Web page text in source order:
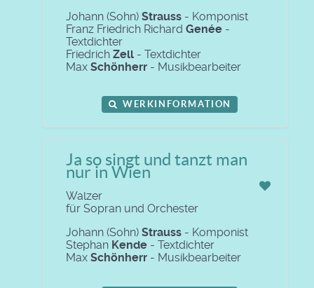
Johann (Sohn) Strauss - Komponist
Franz Friedrich Richard Genée -
Textdichter
Friedrich Zell - Textdichter
Max Schönherr - Musikbearbeiter
WERKINFORMATION
Ja so singt und tanzt man
nur in Wien
Walzer
für Sopran und Orchester
Johann (Sohn) Strauss - Komponist
Stephan Kende - Textdichter
Max Schönherr - Musikbearbeiter